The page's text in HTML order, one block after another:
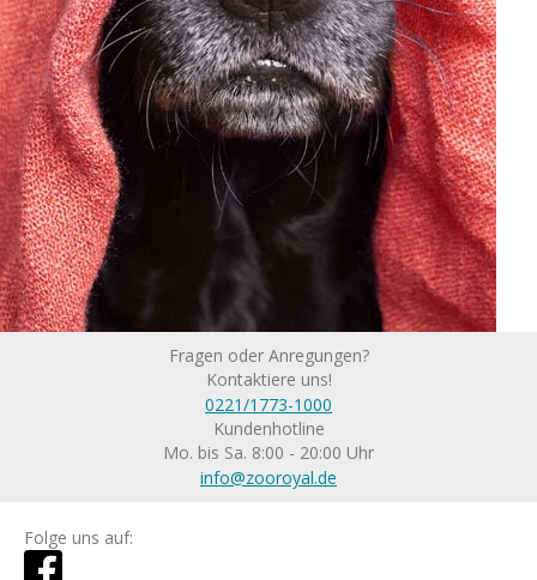
Fragen oder Anregungen?
Kontaktiere uns!
0221/1773-1000
Kundenhotline
Mo. bis Sa. 8:00 - 20:00 Uhr
info@zooroyal.de
Folge uns auf: